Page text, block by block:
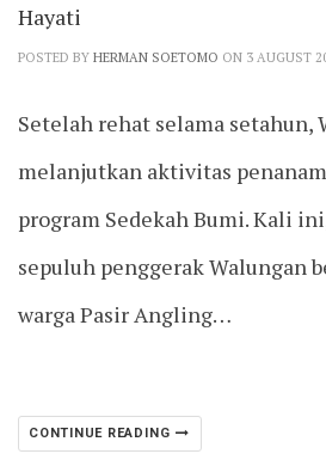
Hayati
POSTED BY HERMAN SOETOMO ON 3 AUGUST
Setelah rehat selama setahun,
melanjutkan aktivitas
program Sedekah Bumi. Kali
sepuluh penggerak Walungan
warga Pasir Angling…
CONTINUE READING